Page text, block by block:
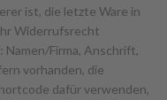
ist, die letzte Ware in
Widerrufsrecht
Namen/Firma, Anschrift,
vorhanden, die
dafür verwenden,